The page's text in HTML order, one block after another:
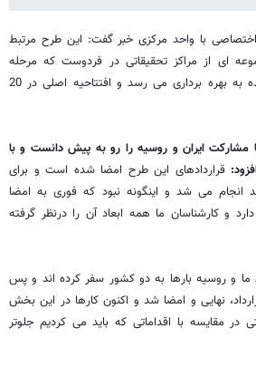
با واحد مرکزی خبر گفت: این طرح مرتبط
ای از مراکز تحقیقاتی در فردوست که مرحله
اولیه آن تا یکی دو هفته آینده به بهره برداری می رسد و افتتاحیه اصلی در 20
مشارکت ایران و روسیه را رو به پیش دانست و با
قراردادهای این طرح امضا شده است و برای
انجام می شد و اینگونه نبود که فوری به امضا
و کارشناسان ما همه ابعاد آن را درنظر گرفته
ما و روسیه بارها به دو کشور سفر کرده اند و پس
نهایی و امضا شد و اکنون کارها در این بخش
مقایسه با اقداماتی که باید می کردیم جلوتر